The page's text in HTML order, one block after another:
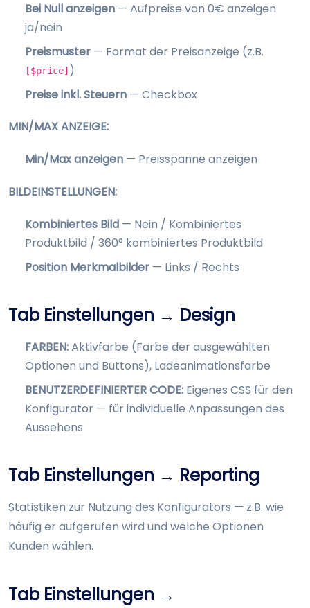
Bei Null anzeigen — Aufpreise von 0€ anzeigen
ja/nein
Preismuster — Format der Preisanzeige (z.B.
[$price] )
Preise inkl. Steuern — Checkbox
MIN/MAX ANZEIGE:
Min/Max anzeigen — Preisspanne anzeigen
BILDEINSTELLUNGEN:
Kombiniertes Bild — Nein / Kombiniertes
Produktbild / 360° kombiniertes Produktbild
Position Merkmalbilder — Links / Rechts
Tab Einstellungen → Design
FARBEN:Aktivfarbe (Farbe der ausgewählten
Optionen und Buttons), Ladeanimationsfarbe
BENUTZERDEFINIERTER CODE: Eigenes CSS für den
Konfigurator — für individuelle Anpassungen des
Aussehens
Tab Einstellungen → Reporting
Statistiken zur Nutzung des Konfigurators — z.B. wie
häufig er aufgerufen wird und welche Optionen
Kunden wählen.
Tab Einstellungen →